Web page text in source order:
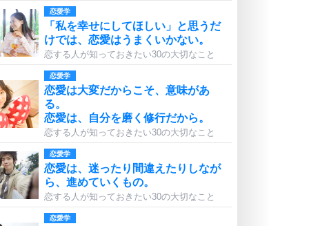
恋愛学
「私を幸せにしてほしい」と思うだ
けでは、恋愛はうまくいかない。
恋する人が知っておきたい30の大切なこと
恋愛学
恋愛は大変だからこそ、意味があ
る。
恋愛は、自分を磨く修行だから。
恋する人が知っておきたい30の大切なこと
恋愛学
恋愛は、迷ったり間違えたりしなが
ら、進めていくもの。
恋する人が知っておきたい30の大切なこと
恋愛学